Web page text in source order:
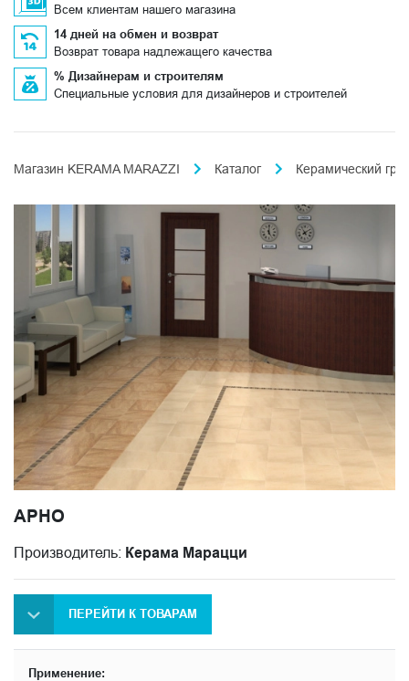
Всем клиентам нашего магазина
14 дней на обмен и возврат
Возврат товара надлежащего качества
% Дизайнерам и строителям
Специальные условия для дизайнеров и строителей
Магазин KERAMA MARAZZI Каталог Керамический
АРНО
Производитель: Керама Марацци
ПЕРЕЙТИ К ТОВАРАМ
Применение: